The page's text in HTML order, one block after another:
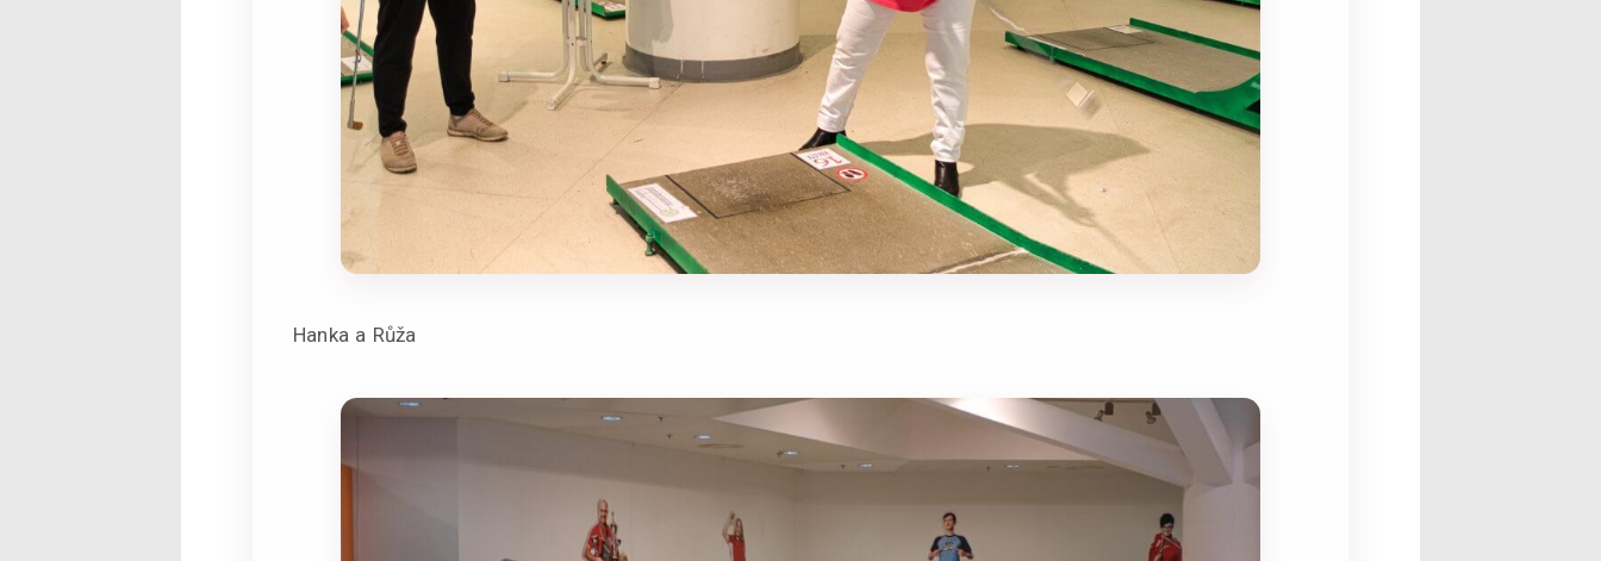
Hanka a Růža